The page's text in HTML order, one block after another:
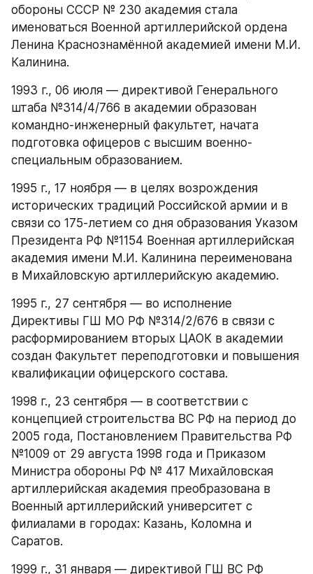
обороны СССР № 230 академия стала
именоваться Военной артиллерийской ордена
Ленина Краснознамённой академией имени М.И.
Калинина.
1993 г., 06 июля — директивой Генерального
штаба №314/4/766 в академии образован
командно-инженерный факультет, начата
подготовка офицеров с высшим военно-
специальным образованием.
1995 г., 17 ноября — в целях возрождения
исторических традиций Российской армии и в
связи со 175-летием со дня образования Указом
Президента РФ №1154 Военная артиллерийская
академия имени М.И. Калинина переименована
в Михайловскую артиллерийскую академию.
1995 г., 27 сентября — во исполнение
Директивы ГШ МО РФ №314/2/676 в связи с
расформированием вторых ЦАОК в академии
создан Факультет переподготовки и повышения
квалификации офицерского состава.
1998 г., 23 сентября — в соответствии с
концепцией строительства ВС РФ на период до
2005 года, Постановлением Правительства РФ
№1009 от 29 августа 1998 года и Приказом
Министра обороны РФ № 417 Михайловская
артиллерийская академия преобразована в
Военный артиллерийский университет с
филиалами в городах: Казань, Коломна и
Саратов.
1999 г., 31 января — директивой ГШ ВС РФ